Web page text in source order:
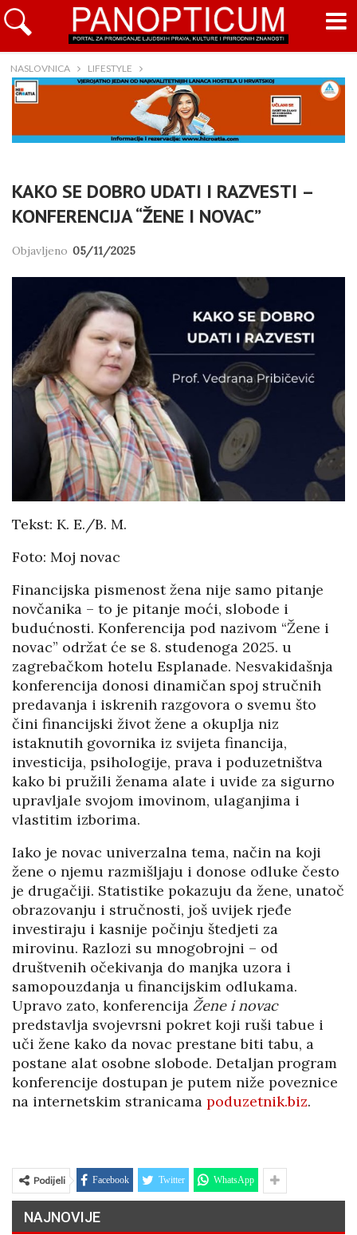
NASLOVNICA LIFESTYLE
KAKO SE DOBRO UDATI I RAZVESTI –
KONFERENCIJA “ŽENE I NOVAC”
Objavljeno 05/11/2025
Tekst: K. E./B. M.
Foto: Moj novac
Financijska pismenost žena nije samo pitanje
novčanika – to je pitanje moći, slobode i
budućnosti. Konferencija pod nazivom “Žene i
novac” održat će se 8. studenoga 2025. u
zagrebačkom hotelu Esplanade. Nesvakidašnja
konferencija donosi dinamičan spoj stručnih
predavanja i iskrenih razgovora o svemu što
čini financijski život žene a okuplja niz
istaknutih govornika iz svijeta financija,
investicija, psihologije, prava i poduzetništva
kako bi pružili ženama alate i uvide za sigurno
upravljale svojom imovinom, ulaganjima i
vlastitim izborima.
Iako je novac univerzalna tema, način na koji
žene o njemu razmišljaju i donose odluke često
je drugačiji. Statistike pokazuju da žene, unatoč
obrazovanju i stručnosti, još uvijek rjeđe
investiraju i kasnije počinju štedjeti za
mirovinu. Razlozi su mnogobrojni – od
društvenih očekivanja do manjka uzora i
samopouzdanja u financijskim odlukama.
Upravo zato, konferencija Žene i novac
predstavlja svojevrsni pokret koji ruši tabue i
uči žene kako da novac prestane biti tabu, a
postane alat osobne slobode. Detaljan program
konferencije dostupan je putem niže poveznice
na internetskim stranicama poduzetnik.biz.
Podijeli Facebook Twitter WhatsApp
NAJNOVIJE